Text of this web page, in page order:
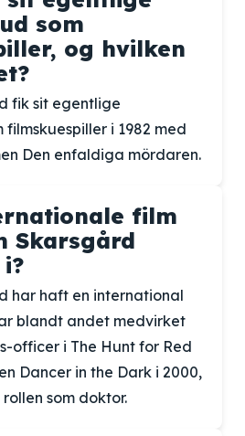
som
og hvilken
fik sit egentlige
filmskuespiller i 1982 med
Den enfaldiga mördaren.
film
Skarsgård
har haft en international
blandt andet medvirket
officer i The Hunt for Red
Dancer in the Dark i 2000,
som doktor.